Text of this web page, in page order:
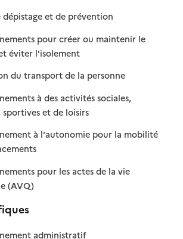
et de prévention: disponible
: non disponible
pour créer ou maintenir le
éviter l'isolement: disponible
: non disponible
du transport de la personne: disponible
: non disponible
à des activités sociales,
et de loisirs: disponible
: non disponible
à l'autonomie pour la mobilité
: disponible
: non disponible
pour les actes de la vie
(AVQ)
: disponible
: non disponible
administratif: disponible
: non disponible